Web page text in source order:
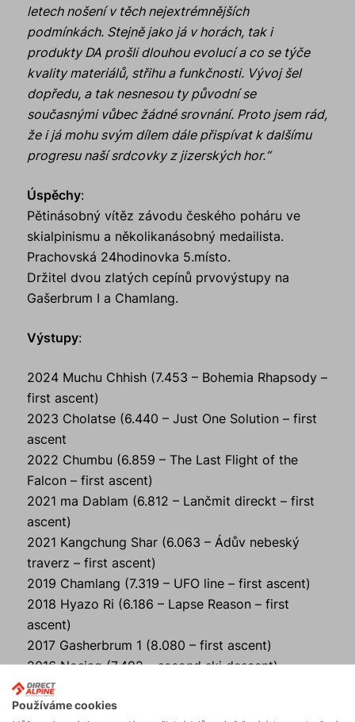
letech nošení v těch nejextrémnějších
podmínkách. Stejně jako já v horách, tak i
produkty DA prošli dlouhou evolucí a co se týče
kvality materiálů, střihu a funkčnosti. Vývoj šel
dopředu, a tak nesnesou ty původní se
současnými vůbec žádné srovnání. Proto jsem rád,
že i já mohu svým dílem dále přispívat k dalšímu
progresu naší srdcovky z jizerských hor.“
Úspěchy:
Pětinásobný vítěz závodu českého poháru ve
skialpinismu a několikanásobný medailista.
Prachovská 24hodinovka 5.místo.
Držitel dvou zlatých cepínů prvovýstupy na
Gašerbrum I a Chamlang.
Výstupy:
2024 Muchu Chhish (7.453 – Bohemia Rhapsody –
first ascent)
2023 Cholatse (6.440 – Just One Solution – first
ascent
2022 Chumbu (6.859 – The Last Flight of the
Falcon – first ascent)
2021 ma Dablam (6.812 – Lančmit direckt – first
ascent)
2021 Kangchung Shar (6.063 – Ádův nebeský
traverz – first ascent)
2019 Chamlang (7.319 – UFO line – first ascent)
2018 Hyazo Ri (6.186 – Lapse Reason – first
ascent)
2017 Gasherbrum 1 (8.080 – first ascent)
2016 Nosjaq (7.492 – second ski descent)
Dále: Snow Patch – Sunshine Crack (CAN), Chief
– Split Pillar (CAN), Cima Grande – Západní
Používáme cookies